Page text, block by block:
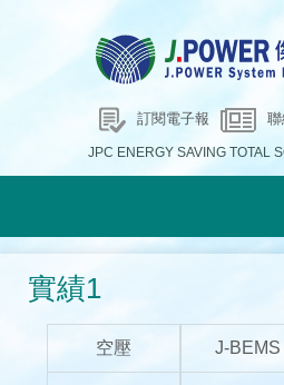
訂閱電子報
JPC ENERGY SAVING TOTAL
實績1
空壓 J-BEMS